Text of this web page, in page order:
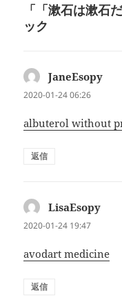
「「漱石は漱石
ック
JaneEsopy
2020-01-24 06:26
albuterol without
返信
LisaEsopy
2020-01-24 19:47
avodart medicine
返信